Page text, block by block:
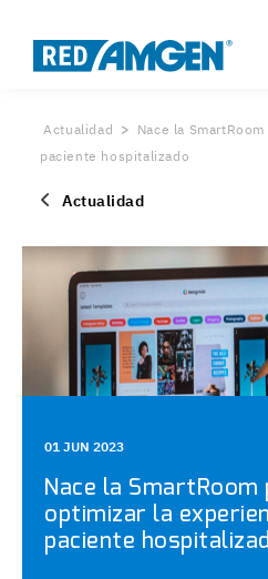
Actualidad
Nace la
paciente hospitalizado
Actualidad
01 JUN 2023
Nace la SmartRoom
optimizar la
paciente